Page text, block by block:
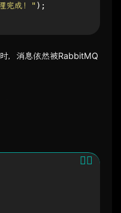
完成！");
，消息依然被RabbitMQ